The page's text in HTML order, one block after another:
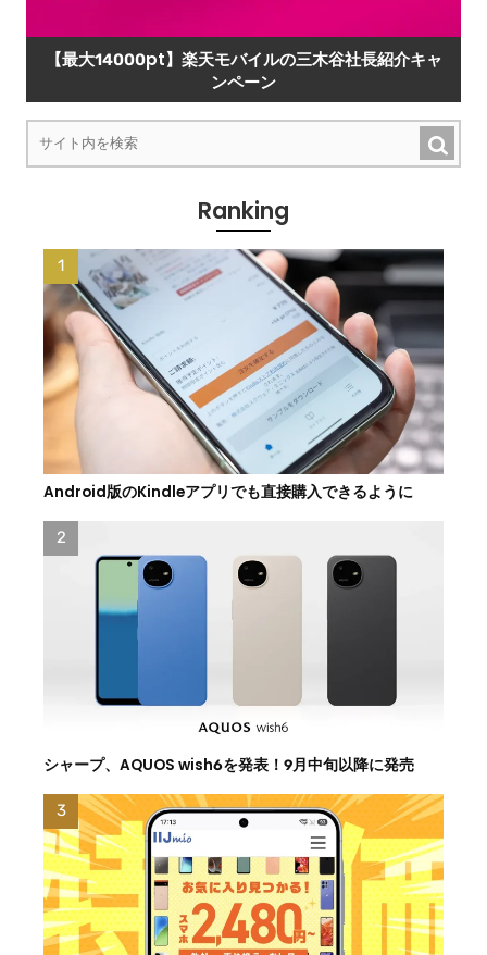
【最大14000pt】楽天モバイルの三木谷社長紹介キャ
ンペーン
Ranking
Android版のKindleアプリでも直接購入できるように
シャープ、AQUOS wish6を発表！9月中旬以降に発売